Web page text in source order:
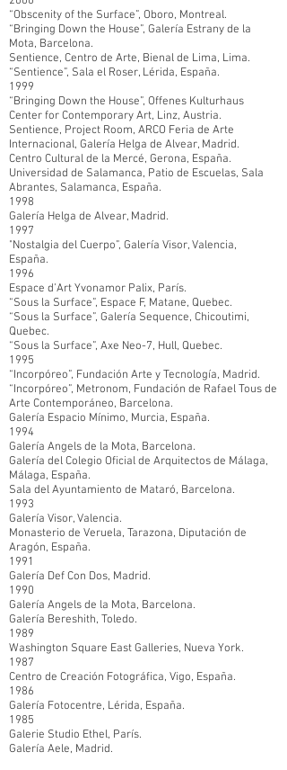
“Obscenity of the Surface”, Oboro, Montreal.
“Bringing Down the House”, Galería Estrany de la
Mota, Barcelona.
Sentience, Centro de Arte, Bienal de Lima, Lima.
“Sentience”, Sala el Roser, Lérida, España.
1999
“Bringing Down the House”, Offenes Kulturhaus
Center for Contemporary Art, Linz, Austria.
Sentience, Project Room, ARCO Feria de Arte
Internacional, Galería Helga de Alvear, Madrid.
Centro Cultural de la Mercé, Gerona, España.
Universidad de Salamanca, Patio de Escuelas, Sala
Abrantes, Salamanca, España.
1998
Galería Helga de Alvear, Madrid.
1997
"Nostalgia del Cuerpo”, Galería Visor, Valencia,
España.
1996
Espace d’Art Yvonamor Palix, París.
“Sous la Surface”, Espace F, Matane, Quebec.
“Sous la Surface”, Galería Sequence, Chicoutimi,
Quebec.
“Sous la Surface”, Axe Neo-7, Hull, Quebec.
1995
“Incorpóreo”, Fundación Arte y Tecnología, Madrid.
“Incorpóreo”, Metronom, Fundación de Rafael Tous de
Arte Contemporáneo, Barcelona.
Galería Espacio Mínimo, Murcia, España.
1994
Galería Angels de la Mota, Barcelona.
Galería del Colegio Oficial de Arquitectos de Málaga,
Málaga, España.
Sala del Ayuntamiento de Mataró, Barcelona.
1993
Galería Visor, Valencia.
Monasterio de Veruela, Tarazona, Diputación de
Aragón, España.
1991
Galería Def Con Dos, Madrid.
1990
Galería Angels de la Mota, Barcelona.
Galería Bereshith, Toledo.
1989
Washington Square East Galleries, Nueva York.
1987
Centro de Creación Fotográfica, Vigo, España.
1986
Galería Fotocentre, Lérida, España.
1985
Galerie Studio Ethel, París.
Galería Aele, Madrid.